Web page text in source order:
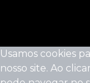
Usamos cookies
nosso site. Ao